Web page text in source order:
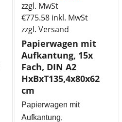
zzgl. MwSt
€775.58 inkl. MwSt
zzgl. Versand
Papierwagen mit
Aufkantung, 15x
Fach, DIN A2
HxBxT135,4x80x62
cm
Papierwagen mit
Aufkantung,